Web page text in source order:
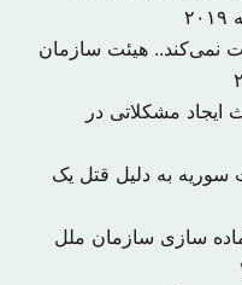
نمی‌کند.. هیئت سازمان
ایجاد مشکلاتی در
سوریه به دلیل قتل یک
سازی سازمان ملل